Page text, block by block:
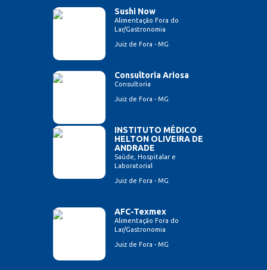
Sushi Now
Alimentação Fora do
Lar/Gastronomia
Juiz de Fora - MG
Consultoria Ariosa
Consultoria
Juiz de Fora - MG
INSTITUTO MÉDICO
HELTON OLIVEIRA DE
ANDRADE
Saúde, Hospitalar e
Laboratorial
Juiz de Fora - MG
AFC-Texmex
Alimentação Fora do
Lar/Gastronomia
Juiz de Fora - MG